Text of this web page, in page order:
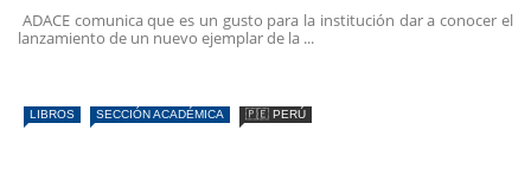
ADACE comunica que es un gusto para la institución dar a conocer el
lanzamiento de un nuevo ejemplar de la ...
LIBROS SECCIÓN ACADÉMICA 🇵🇪 PERÚ